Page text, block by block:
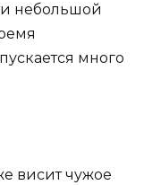
небольшой
много
висит чужое